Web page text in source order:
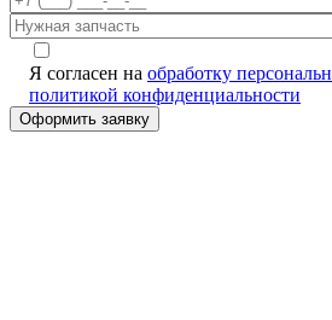
Я согласен на обработку
политикой конфиденциальности